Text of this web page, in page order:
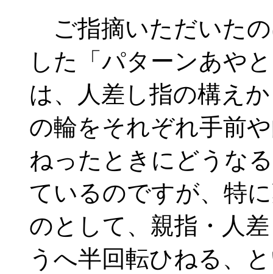
ご指摘いただいた
した「パターンあや
は、人差し指の構え
の輪をそれぞれ手前
ねったときにどうな
ているのですが、特
のとして、親指・人
うへ半回転ひねる、